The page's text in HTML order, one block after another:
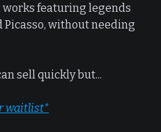
works featuring legends
Picasso, without needing
sell quickly but...
waitlist*